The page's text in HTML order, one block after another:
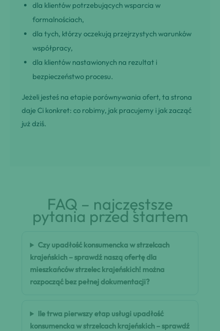
dla klientów potrzebujących wsparcia w
formalnościach,
dla tych, którzy oczekują przejrzystych warunków
współpracy,
dla klientów nastawionych na rezultat i
bezpieczeństwo procesu.
Jeżeli jesteś na etapie porównywania ofert, ta strona
daje Ci konkret: co robimy, jak pracujemy i jak zacząć
już dziś.
FAQ – najczęstsze
pytania przed startem
Czy upadłość konsumencka w strzelcach
krajeńskich – sprawdź naszą ofertę dla
mieszkańców strzelec krajeńskich! można
rozpocząć bez pełnej dokumentacji?
Ile trwa pierwszy etap usługi upadłość
konsumencka w strzelcach krajeńskich – sprawdź